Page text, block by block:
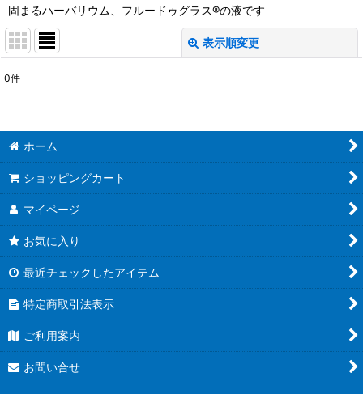
固まるハーバリウム、フルードゥグラス®の液です
表示順変更
並び順:
0件
ホーム
ショッピングカート
マイページ
お気に入り
最近チェックしたアイテム
特定商取引法表示
ご利用案内
お問い合せ